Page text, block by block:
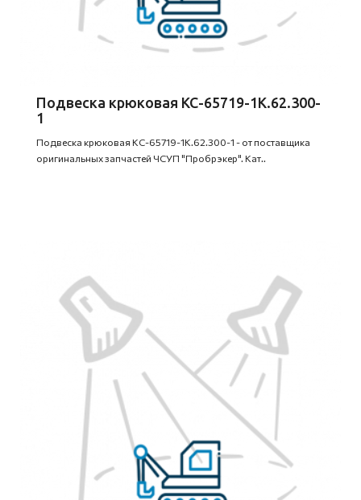
Подвеска крюковая КС-65719-1К.62.300-
1
Подвеска крюковая КС-65719-1К.62.300-1 - от поставщика
оригинальных запчастей ЧСУП "Пробрэкер". Кат..